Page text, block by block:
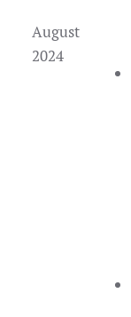
August
2024